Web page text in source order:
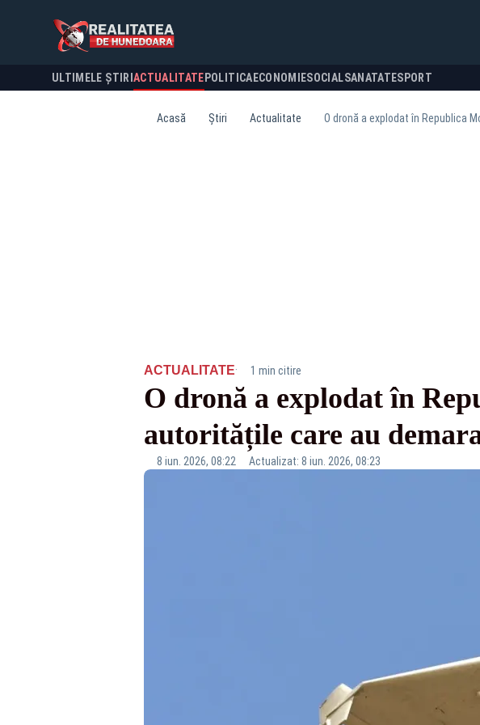
ULTIMELE ȘTIRI ACTUALITATE POLITICA ECONOMIESOCIALSANATATESPORT
Acasă Știri Actualitate O dronă a explodat în Republica
ACTUALITATE· 1 min citire
O dronă a explodat în
autoritățile care au
8 iun. 2026, 08:22 Actualizat: 8 iun. 2026, 08:23